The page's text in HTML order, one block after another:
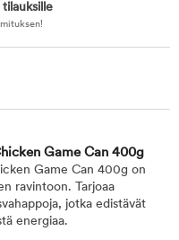
Game Can 400g
Game Can 400g on
ravintoon. Tarjoaa
jotka edistävät
energiaa.